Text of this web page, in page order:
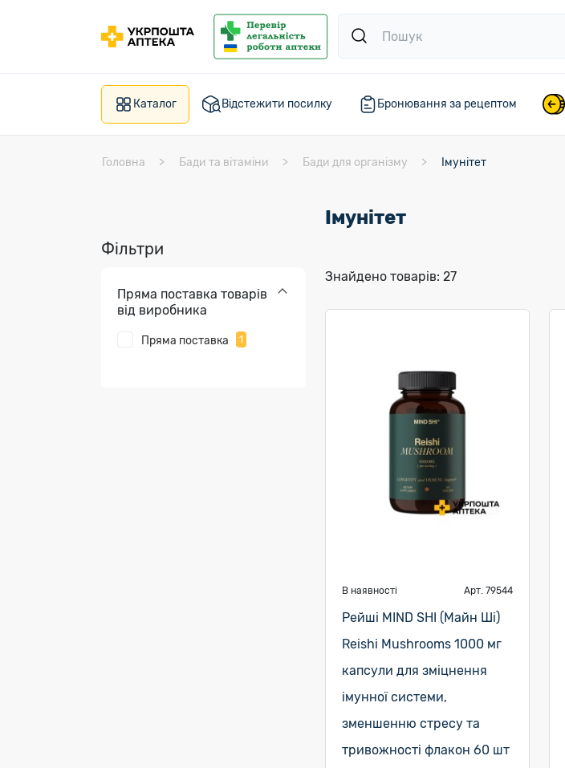
Каталог Відстежити посилку Бронювання за рецептом
Головна Бади та вітаміни Бади для організму Імунітет
Фільтри
Пряма поставка товарів
від виробника
Пряма поставка 1
Імунітет
Знайдено товарів: 27
В наявності Арт. 79544
Рейші MIND SHI (Майн Ші)
Reishi Mushrooms 1000 мг
капсули для зміцнення
імунної системи,
зменшенню стресу та
тривожності флакон 60 шт